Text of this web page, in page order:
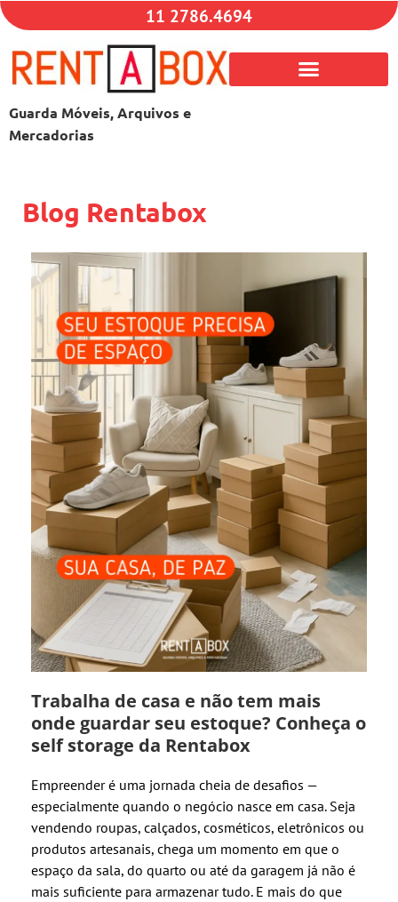
11 2786.4694
Guarda Móveis, Arquivos e
Mercadorias
Blog Rentabox
Trabalha de casa e não tem mais
onde guardar seu estoque? Conheça o
self storage da Rentabox
Empreender é uma jornada cheia de desafios —
especialmente quando o negócio nasce em casa. Seja
vendendo roupas, calçados, cosméticos, eletrônicos ou
produtos artesanais, chega um momento em que o
espaço da sala, do quarto ou até da garagem já não é
mais suficiente para armazenar tudo. E mais do que